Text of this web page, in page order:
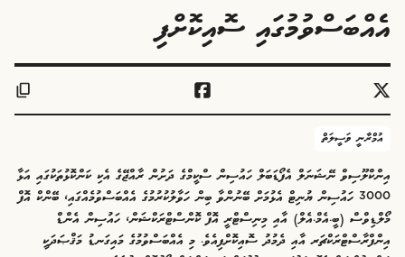
އެއްބަސްވުމުގައި ސޮއިކޮށްފި
އުމްރާނީ ވަސީލަތް
އިންކްލޫސިވް ނޭޝަނަލް އެފޯޑަބަލް ހައުސިން ސްކީމްގެ ދަށުން ރާއްޖޭގެ އެކި ކަންކޮޅުތަކުގައި އަޅާ
3000 ހައުސިން ޔުނިޓް އެޅުމަށް ބޭނުންވާ ބިން ހަވާލުކުރުމުގެ އެއްބަސްވުމެއްގައި، ބޭންކް އޮފް
މޯލްޑިވްސް (ބީ.އެމް.އެލް) އާއި މިނިސްޓްރީ އޮފް ކޮންސްޓްރަކްޝަން، ހައުސިން އެންޑް
އިންފްރާސްޓްރަކްޗަރ އާއި ދެމުދު ސޮއިކޮށްފިއެވެ. މި އެއްބަސްވުމުގެ މައިގަނޑު މަޤްޞަދަކީ